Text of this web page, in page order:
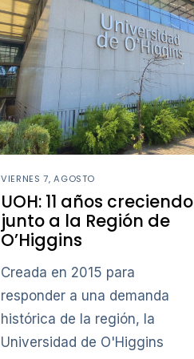
VIERNES 7, AGOSTO
UOH: 11 años creciendo
junto a la Región de
O’Higgins
Creada en 2015 para
responder a una demanda
histórica de la región, la
Universidad de O'Higgins